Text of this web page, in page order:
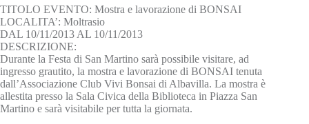
TITOLO EVENTO: Mostra e lavorazione di BONSAI
LOCALITA’: Moltrasio
DAL 10/11/2013 AL 10/11/2013
DESCRIZIONE:
Durante la Festa di San Martino sarà possibile visitare, ad
ingresso grautito, la mostra e lavorazione di BONSAI tenuta
dall’Associazione Club Vivi Bonsai di Albavilla. La mostra è
allestita presso la Sala Civica della Biblioteca in Piazza San
Martino e sarà visitabile per tutta la giornata.